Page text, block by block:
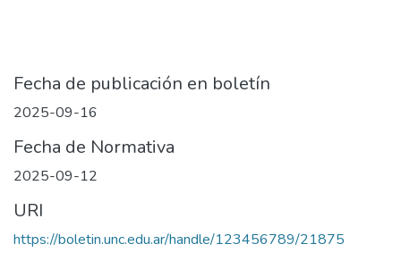
Fecha de publicación en boletín
2025-09-16
Fecha de Normativa
2025-09-12
URI
https://boletin.unc.edu.ar/handle/123456789/21875